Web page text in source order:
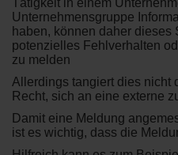
Tätigkeit in einem
Unternehmensgruppe
haben, können daher dieses
potenzielles Fehlverhalten
zu melden
Allerdings tangiert dies nicht
Recht, sich an eine externe
Damit eine Meldung
ist es wichtig, dass die